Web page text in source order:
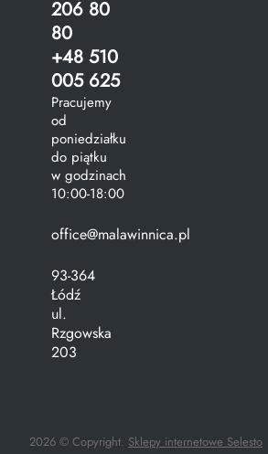
206 80
80
+48 510
005 625
Pracujemy
od
poniedziałku
do piątku
w godzinach
10:00-18:00
office@malawinnica.pl
93-364
Łódź
ul.
Rzgowska
203
2026 © Copyright. Sklepy internetowe Selesto